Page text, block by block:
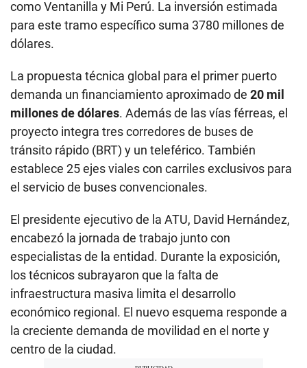
como Ventanilla y Mi Perú. La inversión estimada
para este tramo específico suma 3780 millones de
dólares.
La propuesta técnica global para el primer puerto
demanda un financiamiento aproximado de 20 mil
millones de dólares. Además de las vías férreas, el
proyecto integra tres corredores de buses de
tránsito rápido (BRT) y un teleférico. También
establece 25 ejes viales con carriles exclusivos para
el servicio de buses convencionales.
El presidente ejecutivo de la ATU, David Hernández,
encabezó la jornada de trabajo junto con
especialistas de la entidad. Durante la exposición,
los técnicos subrayaron que la falta de
infraestructura masiva limita el desarrollo
económico regional. El nuevo esquema responde a
la creciente demanda de movilidad en el norte y
centro de la ciudad.